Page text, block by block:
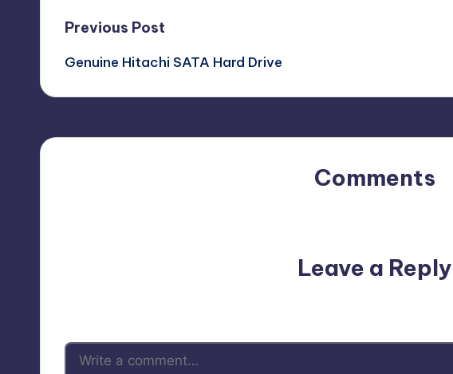
Post
navigation
Previous Post
Genuine Hitachi SATA Hard Drive
Comments
Leave a Reply